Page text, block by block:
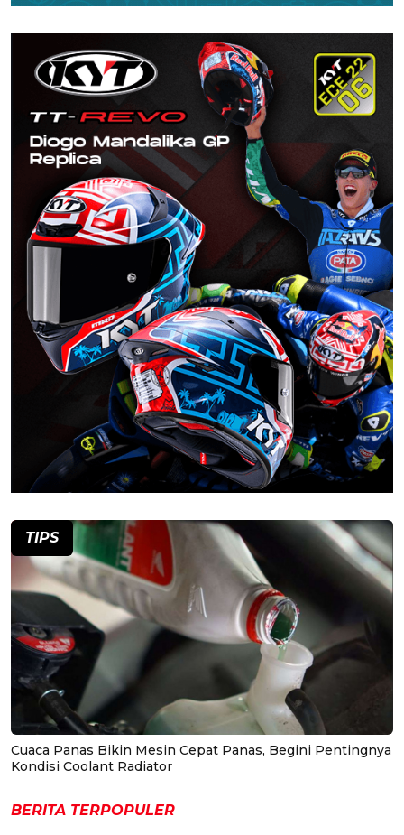
TIPS
Cuaca Panas Bikin Mesin Cepat Panas, Begini Pentingnya
Kondisi Coolant Radiator
BERITA TERPOPULER